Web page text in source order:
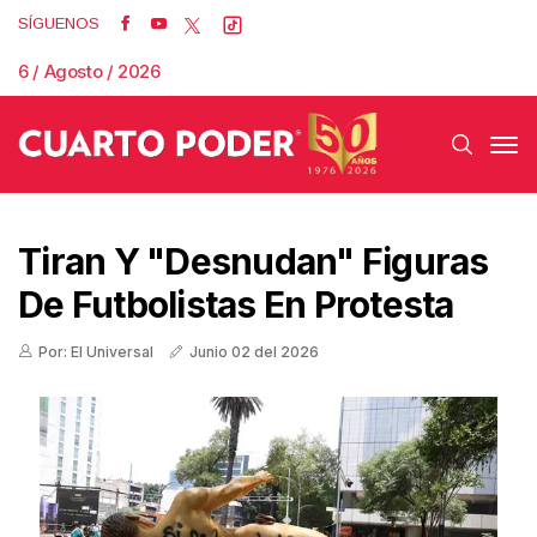
SÍGUENOS
6 / Agosto / 2026
Tiran Y "desnudan" Figuras
De Futbolistas En Protesta
Por: El Universal Junio 02 del 2026